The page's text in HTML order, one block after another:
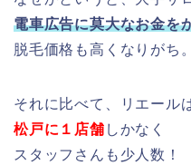
電車広告に莫大なお金を
脱毛価格も高くなりがち。
それに比べて、リエール
松戸に１店舗 しかなく
スタッフさんも少人数！